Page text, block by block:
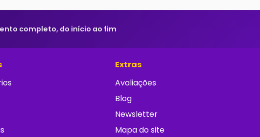
completo, do início ao fim
Extras
Avaliações
Blog
Newsletter
Mapa do site